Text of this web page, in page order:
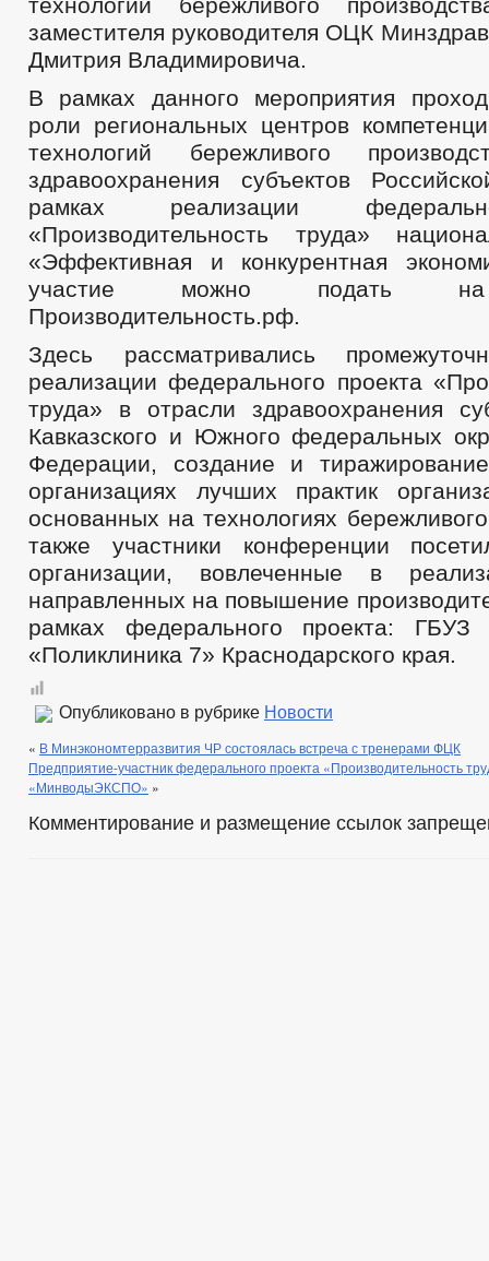
заместителя руководителя ОЦК
Дмитрия Владимировича.
В рамках данного мероприятия
роли региональных центров
технологий бережливого
здравоохранения субъектов
рамках реализации
«Производительность труда»
«Эффективная и конкурентная
участие можно подать на
Производительность.рф.
Здесь рассматривались
реализации федерального проекта
труда» в отрасли здравоохранения
Кавказского и Южного федеральных
Федерации, создание и
организациях лучших практик
основанных на технологиях
также участники конференции
организации, вовлеченные в
направленных на повышение
рамках федерального проекта:
«Поликлиника 7» Краснодарского края.
Опубликовано в рубрике Новости
« В Минэкономтерразвития ЧР состоялась встреча с тренерами ФЦК
Предприятие-участник федерального проекта «Производительность
«МинводыЭКСПО» »
Комментирование и размещение ссылок